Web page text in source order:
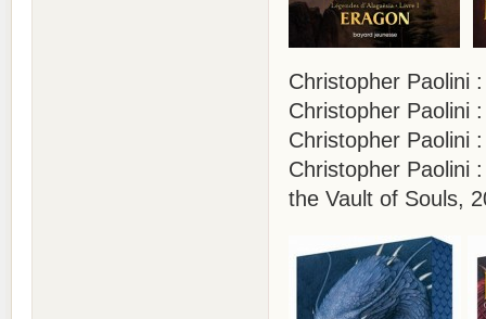
Christopher Paolini
Christopher Paolini
Christopher Paolini
Christopher Paolini
the Vault of Souls,